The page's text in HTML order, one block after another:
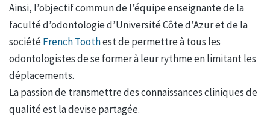
Ainsi, l’objectif commun de l’équipe enseignante de la
faculté d’odontologie d’Université Côte d’Azur et de la
sociétéFrench Toothest de permettre à tous les
odontologistes de se former à leur rythme en limitant les
déplacements.
La passion de transmettre des connaissances cliniques de
qualité est la devise partagée.